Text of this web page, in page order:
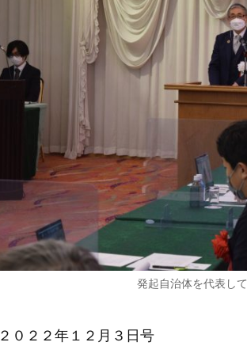
発起自治体を代表し
２０２２年１２月３日号